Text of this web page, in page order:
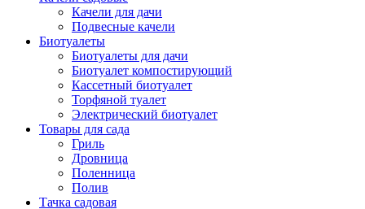
Качели для дачи
Подвесные качели
Биотуалеты
Биотуалеты для дачи
Биотуалет компостирующий
Кассетный биотуалет
Торфяной туалет
Электрический биотуалет
Товары для сада
Гриль
Дровница
Поленница
Полив
Тачка садовая